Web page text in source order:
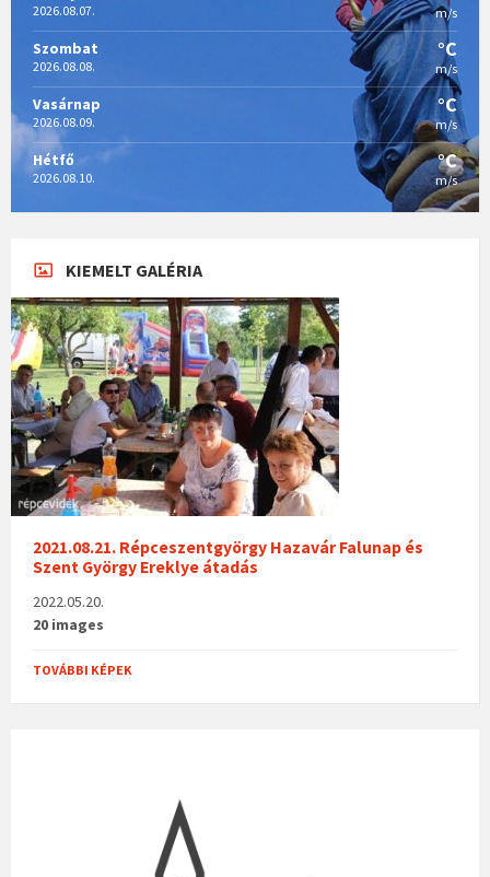
2026.08.07. m/s
Szombat
2026.08.08.
°C
m/s
Vasárnap
2026.08.09.
°C
m/s
Hétfő
2026.08.10.
°C
m/s
KIEMELT GALÉRIA
2021.08.21. Répceszentgyörgy Hazavár Falunap és
Szent György Ereklye átadás
2022.05.20.
20 images
TOVÁBBI KÉPEK